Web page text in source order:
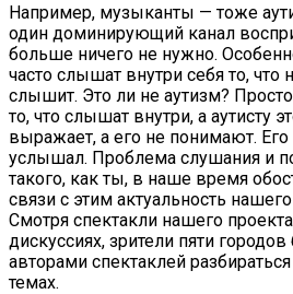
Например, музыканты — тоже
один доминирующий канал
больше ничего не нужно.
часто слышат внутри себя то, что
слышит. Это ли не аутизм?
то, что слышат внутри, а аутисту
выражает, а его не понимают.
услышал. Проблема слушания и
такого, как ты, в наше время
связи с этим актуальность
Смотря спектакли нашего
дискуссиях, зрители пяти
авторами спектаклей
темах.